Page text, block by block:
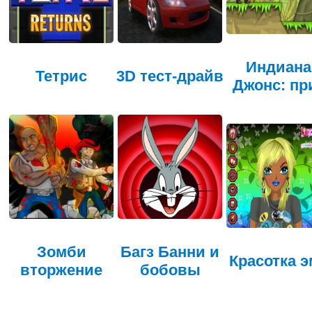
Тетрис 3D тест-драйв
Индиана
Джонс:
Зомби
вторжение
Багз Банни и
бобовы
Красотка